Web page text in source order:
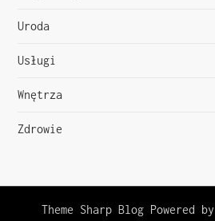
Uroda
Usługi
Wnętrza
Zdrowie
Theme Sharp Blog Powered by